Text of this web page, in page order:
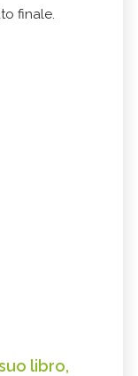
finale.
libro,